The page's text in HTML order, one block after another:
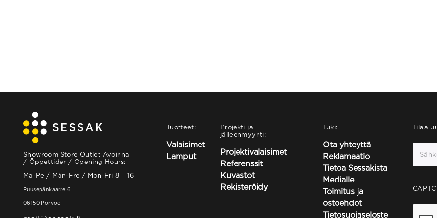
Showroom Store Outlet Avoinna
/ Öppettider / Opening Hours:
Ma-Pe / Mån-Fre / Mon-Fri 8 – 16
Puusepänkaarre 6
06150 Porvoo
Tuotteet:
Valaisimet
Lamput
Projekti ja
jälleenmyynti:
Projektivalaisimet
Referenssit
Kuvastot
Rekisteröidy
Tuki:
Ota yhteyttä
Reklamaatio
Tietoa Sessakista
Medialle
Toimitus ja
ostoehdot
Tietosuojaseloste
Tilaa